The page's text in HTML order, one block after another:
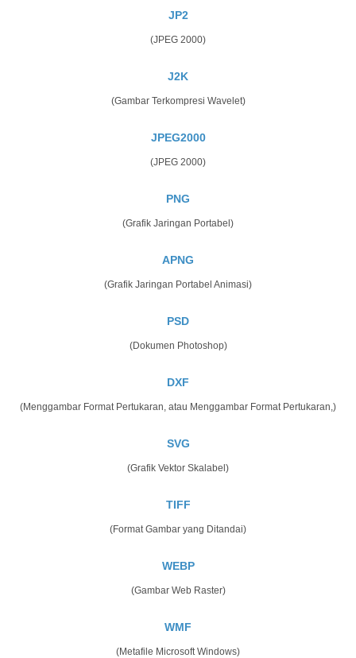
JP2
(JPEG 2000)
J2K
(Gambar Terkompresi Wavelet)
JPEG2000
(JPEG 2000)
PNG
(Grafik Jaringan Portabel)
APNG
(Grafik Jaringan Portabel Animasi)
PSD
(Dokumen Photoshop)
DXF
(Menggambar Format Pertukaran, atau Menggambar Format Pertukaran,)
SVG
(Grafik Vektor Skalabel)
TIFF
(Format Gambar yang Ditandai)
WEBP
(Gambar Web Raster)
WMF
(Metafile Microsoft Windows)